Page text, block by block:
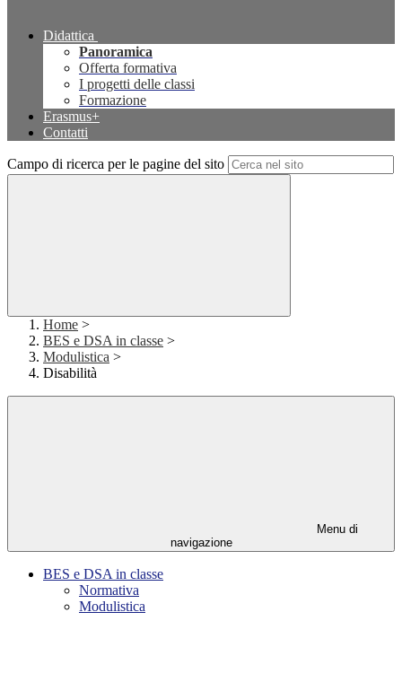
Didattica
Panoramica
Offerta formativa
I progetti delle classi
Formazione
Erasmus+
Contatti
Campo di ricerca per le pagine del sito
Home >
BES e DSA in classe >
Modulistica >
Disabilità
Menu di
navigazione
BES e DSA in classe
Normativa
Modulistica